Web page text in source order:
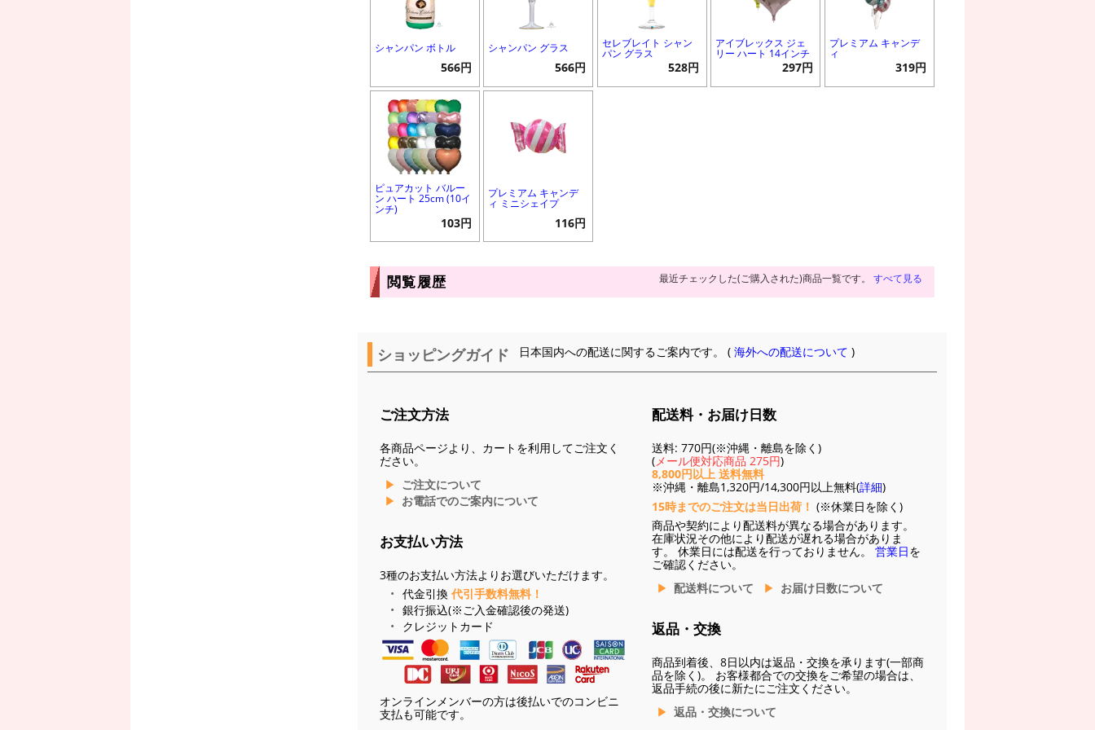
シャンパン ボトル
566円
シャンパン グラス
566円
セレブレイト シャン
パン グラス
528円
アイブレックス ジェ
リー ハート 14インチ
297円
プレミアム キャンデ
ィ
319円
ピュアカット バルー
ン ハート 25cm (10イ
ンチ)
103円
プレミアム キャンデ
ィ ミニシェイプ
116円
閲覧履歴 最近チェックした(ご購入された)商品一覧です。 すべて見る
ショッピングガイド 日本国内への配送に関するご案内です。 (海外への配送について )
ご注文方法
各商品ページより、カートを利用してご注文く
ださい。
ご注文について
お電話でのご案内について
お支払い方法
3種のお支払い方法よりお選びいただけます。
代金引換 代引手数料無料！
銀行振込(※ご入金確認後の発送)
クレジットカード
オンラインメンバーの方は後払いでのコンビニ
支払も可能です。
配送料・お届け日数
送料: 770円(※沖縄・離島を除く)
(メール便対応商品 275円)
8,800円以上 送料無料
※沖縄・離島1,320円/14,300円以上無料(詳細)
15時までのご注文は当日出荷！ (※休業日を除く)
商品や契約により配送料が異なる場合があります。
在庫状況その他により配送が遅れる場合がありま
す。 休業日には配送を行っておりません。 営業日を
ご確認ください。
配送料について
お届け日数について
返品・交換
商品到着後、8日以内は返品・交換を承ります(一部商
品を除く)。 お客様都合での交換をご希望の場合は、
返品手続の後に新たにご注文ください。
返品・交換について